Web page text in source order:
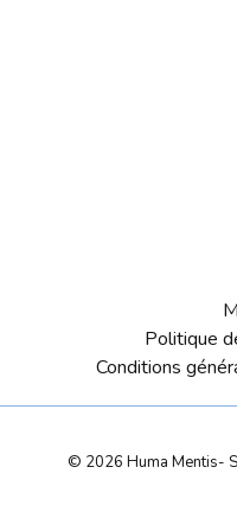
Politique
Conditions
© 2026 Huma Mentis-